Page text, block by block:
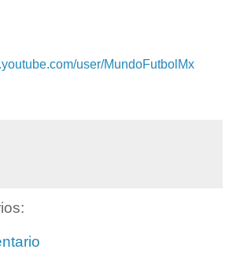
user/MundoFutbolMx